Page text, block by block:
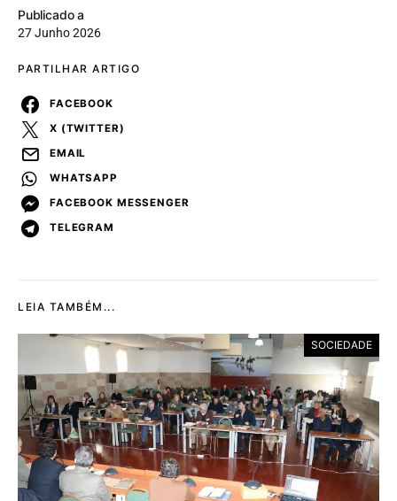
Publicado a
27 Junho 2026
PARTILHAR ARTIGO
FACEBOOK
X (TWITTER)
EMAIL
WHATSAPP
FACEBOOK MESSENGER
TELEGRAM
LEIA TAMBÉM...
SOCIEDADE